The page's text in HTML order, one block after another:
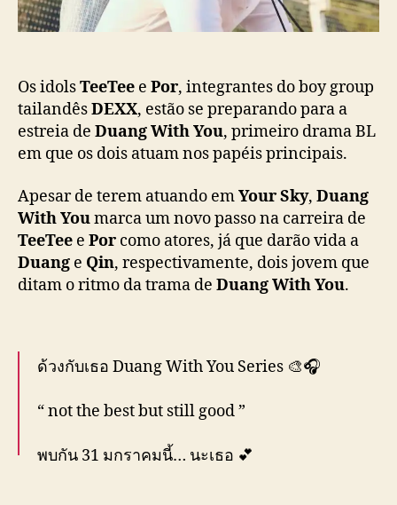
ã
,
d
E
X
X
e
t
r
e
l
a
“
Os idolsTeeTee e Por, integrantes do boy group
tailandêsDEXX, estão se preparando para a
estreia de Duang With You, primeiro drama BL
em que os dois atuam nos papéis principais.
Apesar de terem atuando emYour Sky, Duang
With Youmarca um novo passo na carreira de
TeeTee e Por como atores, já que darão vida a
Duang e Qin, respectivamente, dois jovem que
ditam o ritmo da trama de Duang With You.
ด้วงกับเธอ Duang With You Series 🎨🎧
“ not the best but still good ”
พบกัน 31 มกราคมนี้… นะเธอ 💕